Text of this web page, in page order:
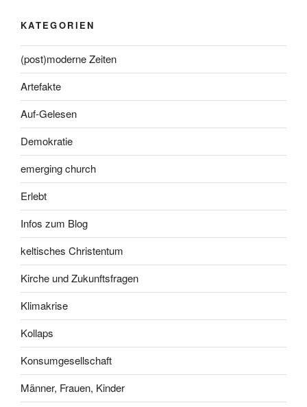
KATEGORIEN
(post)moderne Zeiten
Artefakte
Auf-Gelesen
Demokratie
emerging church
Erlebt
Infos zum Blog
keltisches Christentum
Kirche und Zukunftsfragen
Klimakrise
Kollaps
Konsumgesellschaft
Männer, Frauen, Kinder